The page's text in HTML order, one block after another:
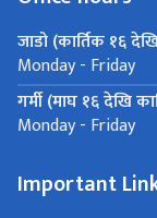
जाडो (कार्तिक १६
Monday - Friday
गर्मी (माघ १६ देखि
Monday - Friday
Important Links